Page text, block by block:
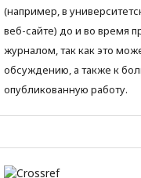
(например, в
веб-сайте) до и во время
журналом, так как это
обсуждению, а также к
опубликованную работу.